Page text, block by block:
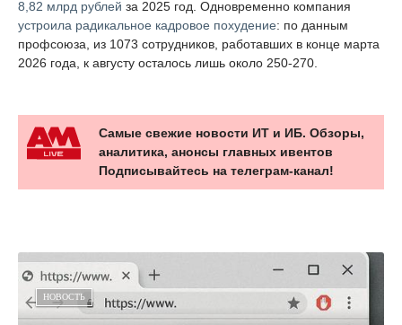
8,82 млрд рублей за 2025 год. Одновременно компания
устроила радикальное кадровое похудение: по данным
профсоюза, из 1073 сотрудников, работавших в конце марта
2026 года, к августу осталось лишь около 250-270.
Самые свежие новости ИТ и ИБ. Обзоры,
аналитика, анонсы главных ивентов
Подписывайтесь на телеграм-канал!
НОВОСТЬ